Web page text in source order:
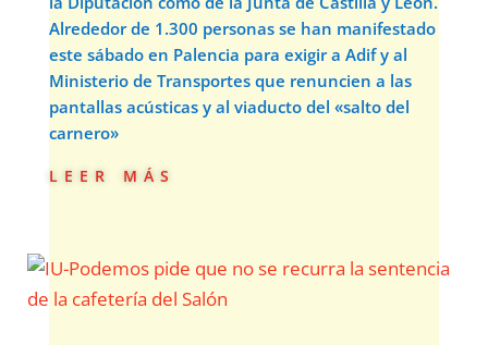
Alrededor de 1.300 personas se han manifestado
este sábado en Palencia para exigir a Adif y al
Ministerio de Transportes que renuncien a las
pantallas acústicas y al viaducto del «salto del
carnero»
leer más